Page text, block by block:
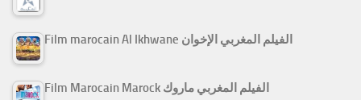
Film marocain Al Ikhwane الفيلم المغربي الإخوان
Film Marocain Marock الفيلم المغربي ماروك